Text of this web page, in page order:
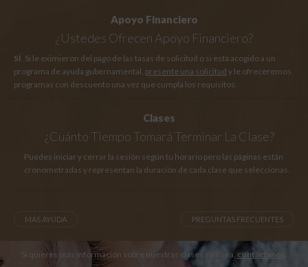
Apoyo Financiero
¿Ustedes Ofrecen Apoyo Financiero?
SÍ . Si le eximieron del pago de las tasas de solicitud o si está acogido a un
programa de ayuda gubernamental, presente una solicitud y le ofreceremos
programas con descuento una vez que cumpla los requisitos.
Clases
¿Cuánto Tiempo Tomará Terminar La Clase?
Puedes iniciar y cerrar la sesión según tu horario pero las páginas están
cronometradas y representan la duración de cada clase que seleccionas.
MÁS AYUDA PREGUNTAS FRECUENTES
Si quieres más información sobre nuestras clases en línea, contáctanos